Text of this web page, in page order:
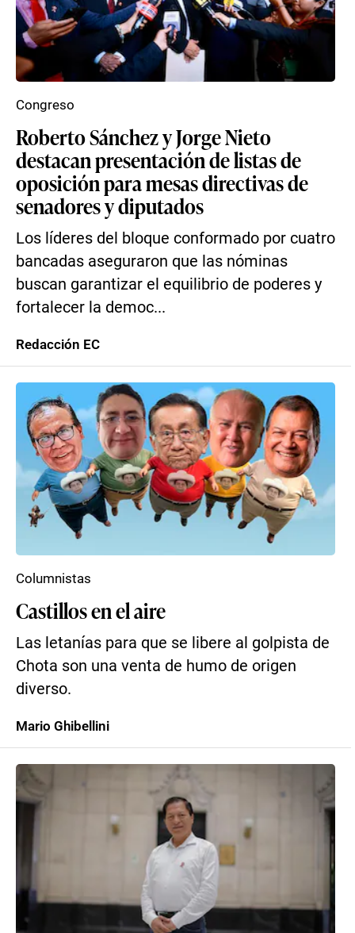
Roberto Sánchez y Jorge Nieto
destacan presentación de listas de
oposición para mesas directivas de
senadores y diputados
Los líderes del bloque conformado por cuatro
bancadas aseguraron que las nóminas
buscan garantizar el equilibrio de poderes y
fortalecer la democ...
Congreso
Redacción EC
Castillos en el aire
Las letanías para que se libere al golpista de
Chota son una venta de humo de origen
diverso.
Columnistas
Mario Ghibellini